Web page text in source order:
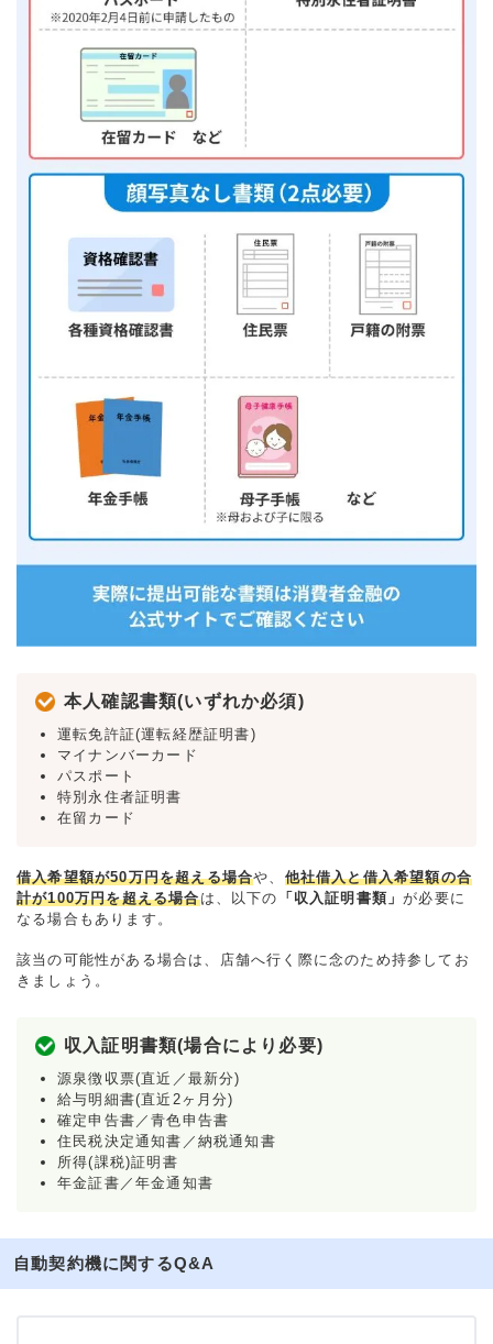
本人確認書類(いずれか必須)
運転免許証(運転経歴証明書)
マイナンバーカード
パスポート
特別永住者証明書
在留カード
借入希望額が50万円を超える場合や、 他社借入と借入希望額の合
計が100万円を超える場合は、以下の 「収入証明書類」が必要に
なる場合もあります。
該当の可能性がある場合は、店舗へ行く際に念のため持参してお
きましょう。
収入証明書類(場合により必要)
源泉徴収票(直近／最新分)
給与明細書(直近2ヶ月分)
確定申告書／青色申告書
住民税決定通知書／納税通知書
所得(課税)証明書
年金証書／年金通知書
自動契約機に関するQ&A